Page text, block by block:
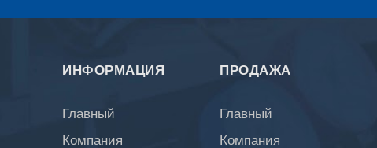
ИНФОРМАЦИЯ
Главный
Компания
ПРОДАЖА
Главный
Компания